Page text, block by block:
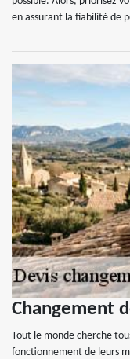
en assurant la fiabilité de
Changement
Tout le monde cherche
fonctionnement de leurs